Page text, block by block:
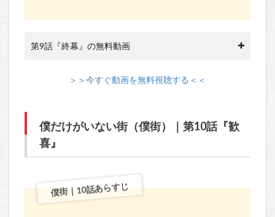
第9話『終幕』の無料動画
＞＞今すぐ動画を無料視聴する＜＜
僕だけがいない街（僕街）｜第10話『歓
喜』
僕街｜10話あらすじ